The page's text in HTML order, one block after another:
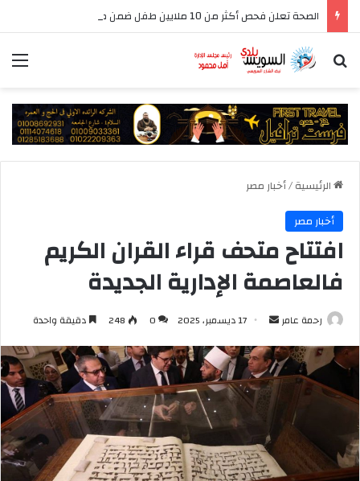
بحث عن
الرئيسية/أخبار مصر
أخبار مصر
افتتاح متحف قراء القران الكريم
فالعاصمة الإدارية الجديدة
رحمة عامر
أرسل
إلكترونيا
17 ديسمبر، 2025 0
248 دقيقة واحدة